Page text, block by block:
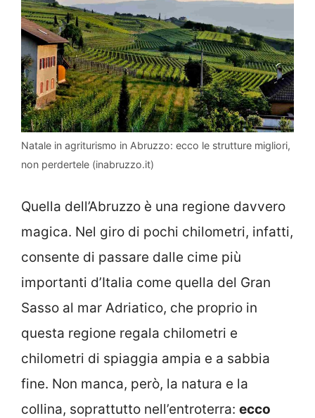
Natale in agriturismo in Abruzzo: ecco le strutture migliori,
non perdertele (inabruzzo.it)
Quella dell’Abruzzo è una regione davvero
magica. Nel giro di pochi chilometri, infatti,
consente di passare dalle cime più
importanti d’Italia come quella del Gran
Sasso al mar Adriatico, che proprio in
questa regione regala chilometri e
chilometri di spiaggia ampia e a sabbia
fine. Non manca, però, la natura e la
collina, soprattutto nell’entroterra: ecco